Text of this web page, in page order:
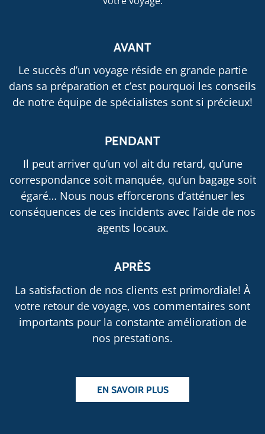
AVANT
Le succès d’un voyage réside en grande partie
dans sa préparation et c’est pourquoi les conseils
de notre équipe de spécialistes sont si précieux!
PENDANT
Il peut arriver qu’un vol ait du retard, qu’une
correspondance soit manquée, qu’un bagage soit
égaré… Nous nous efforcerons d’atténuer les
conséquences de ces incidents avec l’aide de nos
agents locaux.
APRÈS
La satisfaction de nos clients est primordiale! À
votre retour de voyage, vos commentaires sont
importants pour la constante amélioration de
nos prestations.
EN SAVOIR PLUS